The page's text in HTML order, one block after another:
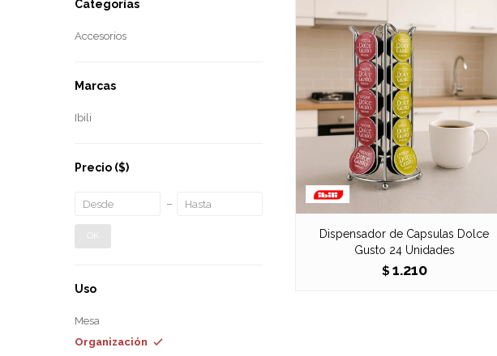
Dispensador de Capsulas Dolce
Gusto 24 Unidades
$ 1.210
Categorías
Accesorios
Marcas
Ibili
Precio ($)
Uso
Mesa
Organización